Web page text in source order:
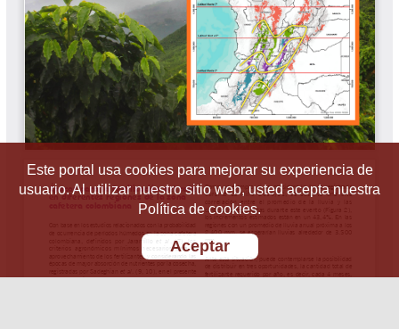
Este portal usa cookies para mejorar su experiencia de
usuario. Al utilizar nuestro sitio web, usted acepta nuestra
Política de cookies.
Aceptar